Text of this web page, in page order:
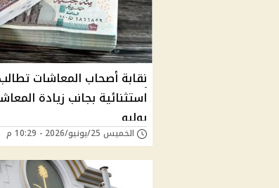
نقابة أصحاب المعاشات
يوليو
الخميس 25/يونيو/2026 - 10:29 م